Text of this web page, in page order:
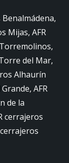
Mijas, AFR
del Mar,
Alhaurín
AFR
de la
cerrajeros